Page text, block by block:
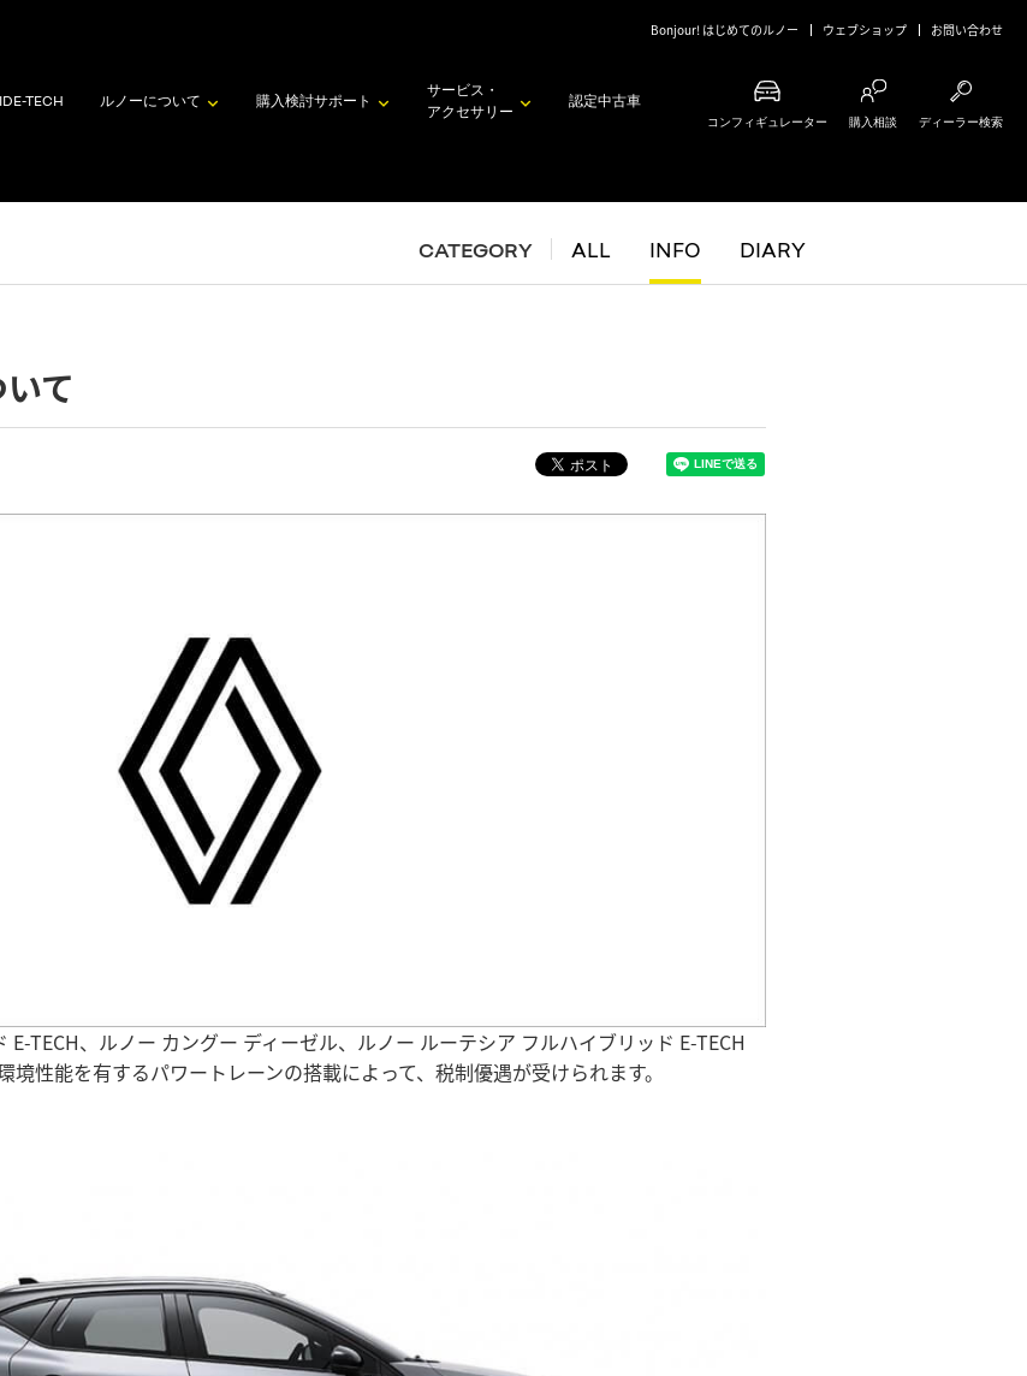
Bonjour! はじめてのルノー ウェブショップ お問い合わせ
E-TECH ルノーについて 購入検討サポート
サービス・
アクセサリー
認定中古車
コンフィギュレーター 購入相談 ディーラー検索
CATEGORY ALL INFO DIARY
て
TECH、ルノー カングー ディーゼル、ルノー ルーテシア フルハイブリッド E-TECH
性能を有するパワートレーンの搭載によって、税制優遇が受けられます。